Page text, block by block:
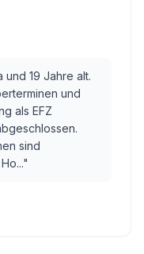
und 19 Jahre alt.
und
als EFZ
sind
"